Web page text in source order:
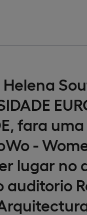
fara
-
lugar no
auditorio